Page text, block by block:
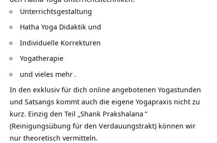
Unterrichtsgestaltung
Hatha Yoga Didaktik und
Individuelle Korrekturen
Yogatherapie
und vieles mehr .
In den exklusiv für dich online angebotenen Yogastunden
und Satsangs kommt auch die eigene Yogapraxis nicht zu
kurz. Einzig den Teil „Shank Prakshalana “
(Reinigungsübung für den Verdauungstrakt) können wir
nur theoretisch vermitteln.